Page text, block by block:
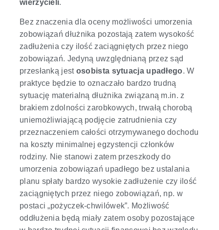
wierzycieli.
Bez znaczenia dla oceny możliwości umorzenia
zobowiązań dłużnika pozostają zatem wysokość
zadłużenia czy ilość zaciągniętych przez niego
zobowiązań. Jedyną uwzględnianą przez sąd
przesłanką jest osobista sytuacja upadłego. W
praktyce będzie to oznaczało bardzo trudną
sytuację materialną dłużnika związaną m.in. z
brakiem zdolności zarobkowych, trwałą chorobą
uniemożliwiającą podjęcie zatrudnienia czy
przeznaczeniem całości otrzymywanego dochodu
na koszty minimalnej egzystencji członków
rodziny. Nie stanowi zatem przeszkody do
umorzenia zobowiązań upadłego bez ustalania
planu spłaty bardzo wysokie zadłużenie czy ilość
zaciągniętych przez niego zobowiązań, np. w
postaci „pożyczek-chwilówek”. Możliwość
oddłużenia będą miały zatem osoby pozostające